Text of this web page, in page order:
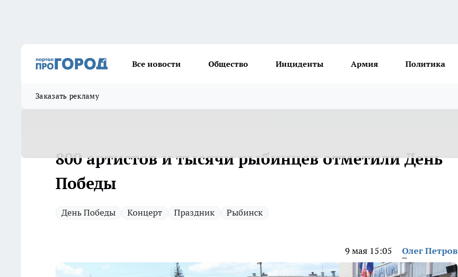
Все новости Общество Инциденты Армия Политика
Заказать рекламу
800 артистов и тысячи рыбинцев отметили День
Победы
День Победы Концерт Праздник Рыбинск
9 мая 15:05 Олег Петров